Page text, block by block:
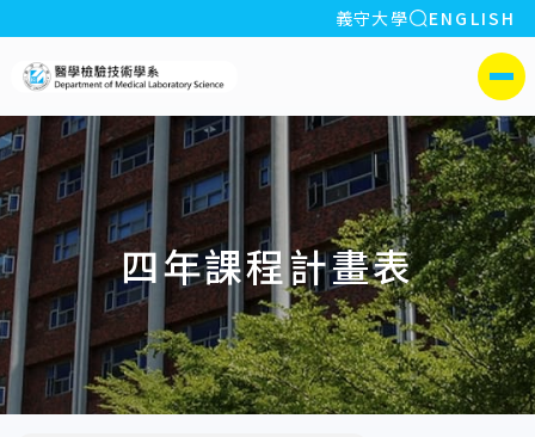
:::
義守大學 全站搜索
ENGLISH
側選單
四年課程計畫表